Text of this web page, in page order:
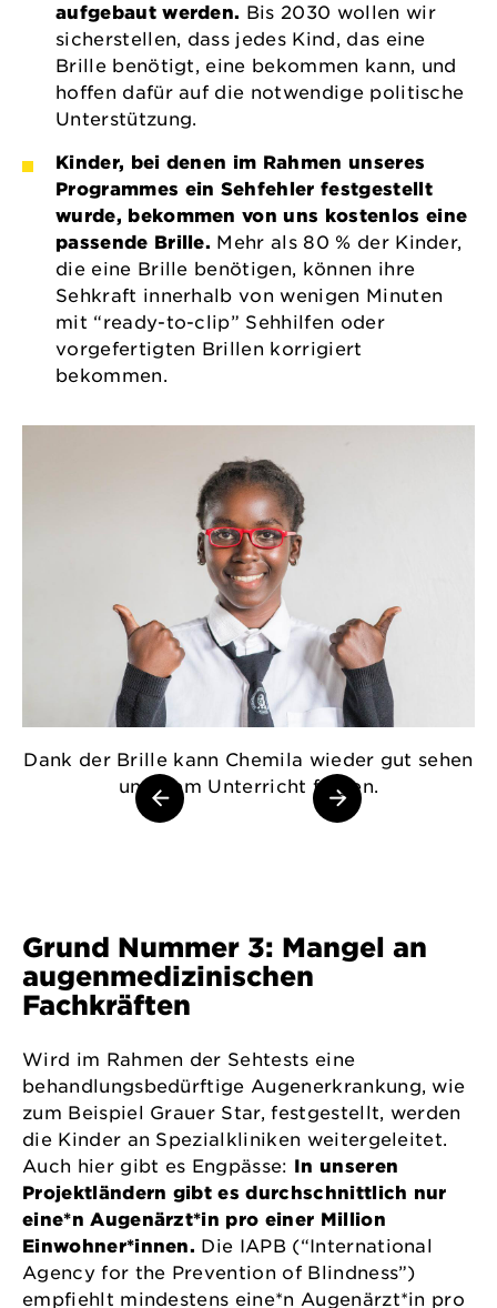
aufgebaut werden. Bis 2030 wollen wir
sicherstellen, dass jedes Kind, das eine
Brille benötigt, eine bekommen kann, und
hoffen dafür auf die notwendige politische
Unterstützung.
Kinder, bei denen im Rahmen unseres
Programmes ein Sehfehler festgestellt
wurde, bekommen von uns kostenlos eine
passende Brille. Mehr als 80 % der Kinder,
die eine Brille benötigen, können ihre
Sehkraft innerhalb von wenigen Minuten
mit “ready-to-clip” Sehhilfen oder
vorgefertigten Brillen korrigiert
bekommen.
Dank der Brille kann Chemila wieder gut sehen
und dem Unterricht folgen.
Grund Nummer 3: Mangel an
augenmedizinischen
Fachkräften
Wird im Rahmen der Sehtests eine
behandlungsbedürftige Augenerkrankung, wie
zum Beispiel Grauer Star, festgestellt, werden
die Kinder an Spezialkliniken weitergeleitet.
Auch hier gibt es Engpässe: In unseren
Projektländern gibt es durchschnittlich nur
eine*n Augenärzt*in pro einer Million
Einwohner*innen. Die IAPB (“International
Agency for the Prevention of Blindness”)
empfiehlt mindestens eine*n Augenärzt*in pro